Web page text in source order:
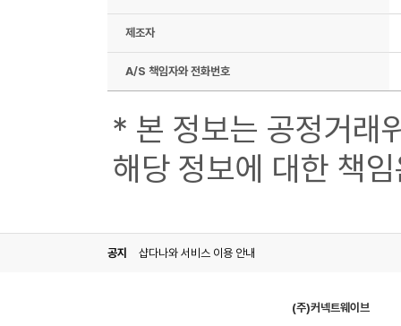
제조자
A/S 책임자와 전화번호
* 본 정보는 공정거래
해당 정보에 대한 책
공지 샵다나와 서비스 이용 안내
(주)커넥트웨이브